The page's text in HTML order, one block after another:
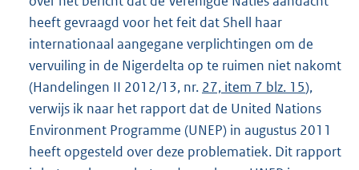
heeft gevraagd voor het feit dat Shell haar
internationaal aangegane verplichtingen om de
vervuiling in de Nigerdelta op te ruimen niet nakomt
(Handelingen II 2012/13, nr. 27, item 7 blz. 15),
verwijs ik naar het rapport dat de United Nations
Environment Programme (UNEP) in augustus 2011
heeft opgesteld over deze problematiek. Dit rapport